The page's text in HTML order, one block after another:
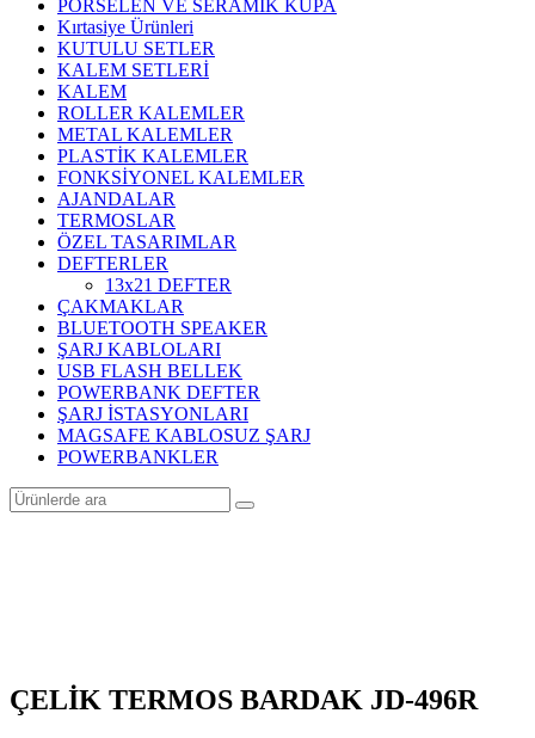
PORSELEN VE SERAMİK KUPA
Kırtasiye Ürünleri
KUTULU SETLER
KALEM SETLERİ
KALEM
ROLLER KALEMLER
METAL KALEMLER
PLASTİK KALEMLER
FONKSİYONEL KALEMLER
AJANDALAR
TERMOSLAR
ÖZEL TASARIMLAR
DEFTERLER
13x21 DEFTER
ÇAKMAKLAR
BLUETOOTH SPEAKER
ŞARJ KABLOLARI
USB FLASH BELLEK
POWERBANK DEFTER
ŞARJ İSTASYONLARI
MAGSAFE KABLOSUZ ŞARJ
POWERBANKLER
ÇELİK TERMOS BARDAK JD-496R